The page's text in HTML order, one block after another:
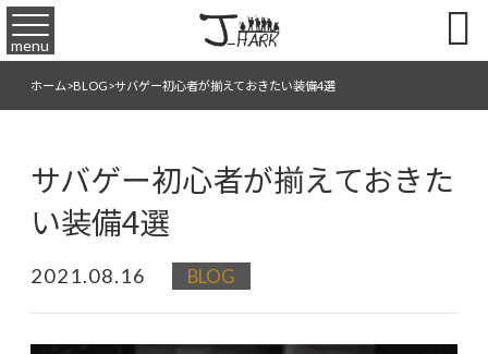
menu 
ホーム>BLOG>サバゲー初心者が揃えておきたい装備4選
サバゲー初心者が揃えておきた
い装備4選
2021.08.16 BLOG